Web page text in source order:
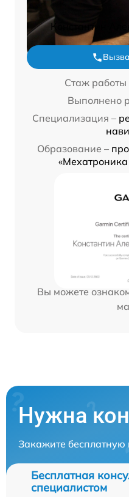
Константин
Стаж работы
Выполнено
Специализация –
Образование –
«Мехатроника
Вы можете
Нужна
Закажите бесплатную
Бесплатная
специалистом